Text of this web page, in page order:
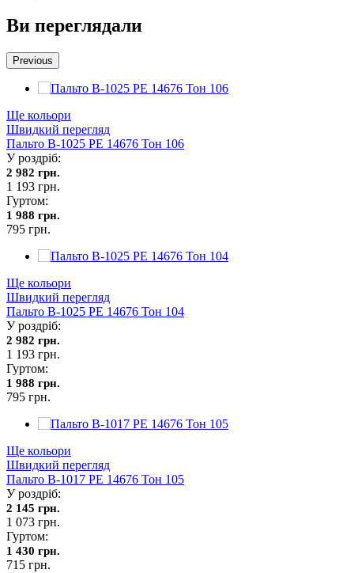
Ви переглядали
Previous
Ще кольори
Швидкий перегляд
Пальто В-1025 PE 14676 Тон 106
У роздріб:
2 982 грн.
1 193 грн.
Гуртом:
1 988 грн.
795 грн.
Ще кольори
Швидкий перегляд
Пальто В-1025 PE 14676 Тон 104
У роздріб:
2 982 грн.
1 193 грн.
Гуртом:
1 988 грн.
795 грн.
Ще кольори
Швидкий перегляд
Пальто В-1017 PE 14676 Тон 105
У роздріб:
2 145 грн.
1 073 грн.
Гуртом:
1 430 грн.
715 грн.